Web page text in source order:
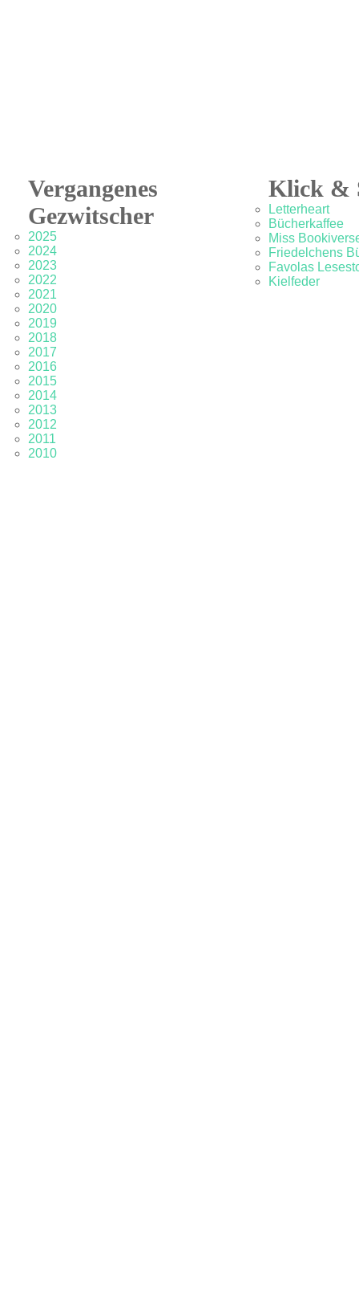
Vergangenes
Gezwitscher
2025
2024
2023
2022
2021
2020
2019
2018
2017
2016
2015
2014
2013
2012
2011
2010
Klick &
Letterheart
Bücherkaffee
Miss
Friedelchens
Favolas
Kielfeder